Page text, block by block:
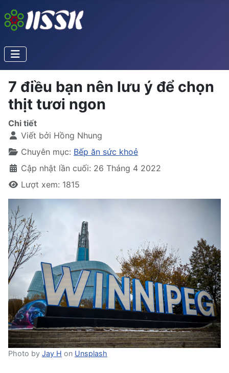
7 điều bạn nên lưu ý để chọn
thịt tươi ngon
Chi tiết
Viết bởi Hồng Nhung
Chuyên mục: Bếp ăn sức khoẻ
Cập nhật lần cuối: 26 Tháng 4 2022
Lượt xem: 1815
Photo by Jay H on Unsplash